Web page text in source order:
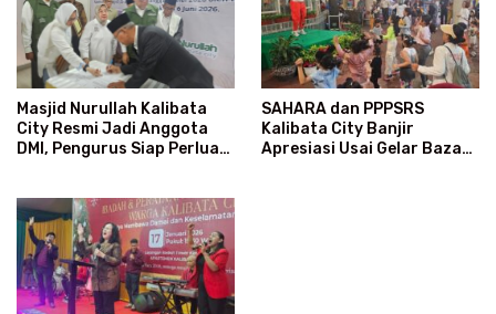
Masjid Nurullah Kalibata
City Resmi Jadi Anggota
DMI, Pengurus Siap Perluas
SAHARA dan PPPSRS
Kalibata City Banjir
Apresiasi Usai Gelar Bazaar